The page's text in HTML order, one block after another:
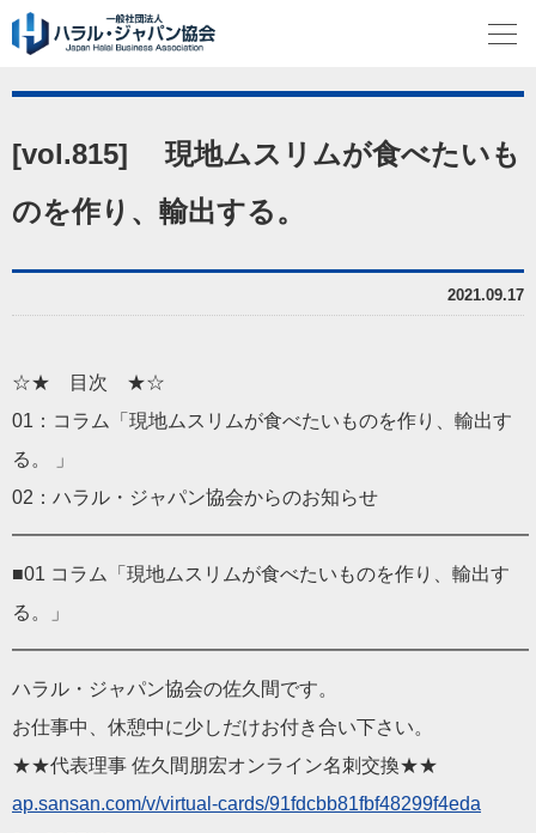
[vol.815] 現地ムスリムが食べたいも
のを作り、輸出する。
2021.09.17
☆★ 目次 ★☆
01：コラム「現地ムスリムが食べたいものを作り、輸出す
る。 」
02：ハラル・ジャパン協会からのお知らせ
━━━━━━━━━━━━━━━━━━━━━━━━━━━
■01 コラム「現地ムスリムが食べたいものを作り、輸出す
る。」
━━━━━━━━━━━━━━━━━━━━━━━━━━━
ハラル・ジャパン協会の佐久間です。
お仕事中、休憩中に少しだけお付き合い下さい。
★★代表理事 佐久間朋宏オンライン名刺交換★★
ap.sansan.com/v/virtua l-cards/91fdcbb81fbf48299f4eda